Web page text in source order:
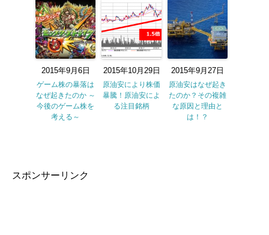
2015年9月6日
ゲーム株の暴落は
なぜ起きたのか ～
今後のゲーム株を
考える～
2015年10月29日
原油安により株価
暴騰！原油安によ
る注目銘柄
2015年9月27日
原油安はなぜ起き
たのか？その複雑
な原因と理由と
は！？
スポンサーリンク